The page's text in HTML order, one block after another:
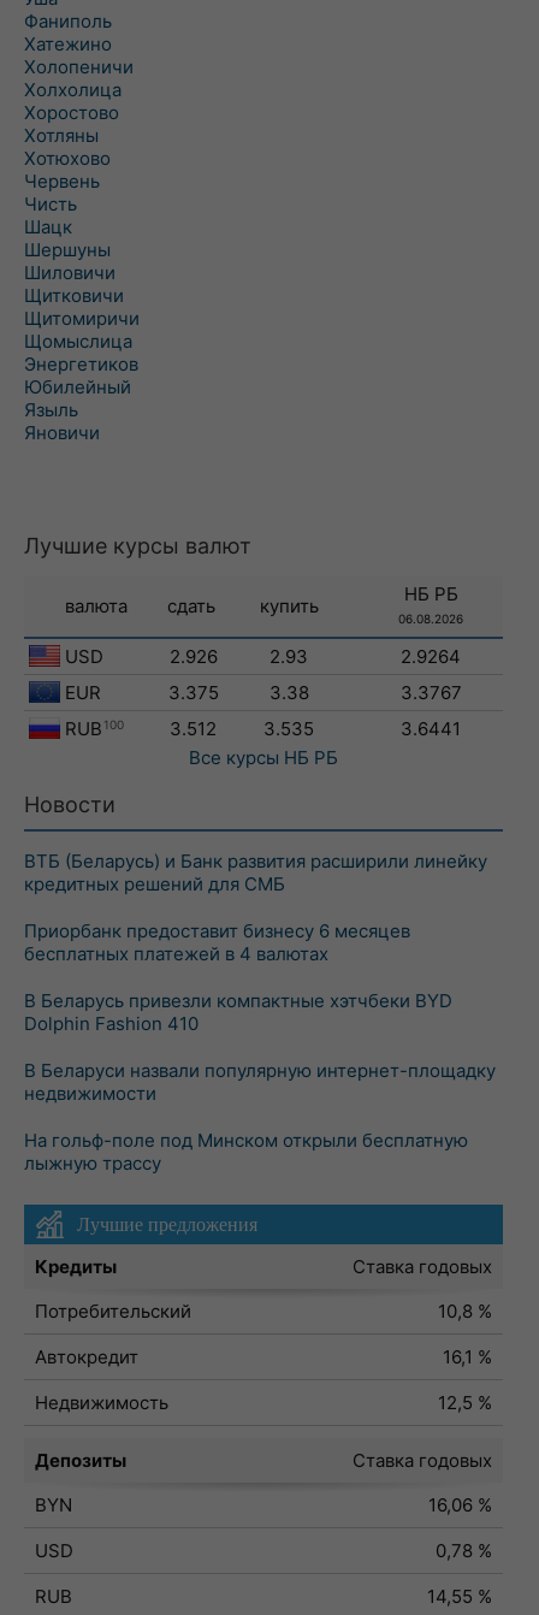
Фаниполь
Хатежино
Холопеничи
Холхолица
Хоростово
Хотляны
Хотюхово
Червень
Чисть
Шацк
Шершуны
Шиловичи
Щитковичи
Щитомиричи
Щомыслица
Энергетиков
Юбилейный
Языль
Яновичи
Лучшие курсы валют
валюта сдать купить
НБ РБ
06.08.2026
USD 2.926 2.93
2.9264
EUR
3.375 3.38
3.3767
RUB 100 3.512 3.535
3.6441
Все курсы НБ РБ
Новости
ВТБ (Беларусь) и Банк развития расширили линейку
кредитных решений для СМБ
Приорбанк предоставит бизнесу 6 месяцев
бесплатных платежей в 4 валютах
В Беларусь привезли компактные хэтчбеки BYD
Dolphin Fashion 410
В Беларуси назвали популярную интернет-площадку
недвижимости
На гольф-поле под Минском открыли бесплатную
лыжную трассу
Лучшие предложения
Кредиты
Ставка годовых
Потребительский
10,8 %
Автокредит
16,1 %
Недвижимость
12,5 %
Депозиты
Ставка годовых
BYN
16,06 %
USD
0,78 %
RUB
14,55 %